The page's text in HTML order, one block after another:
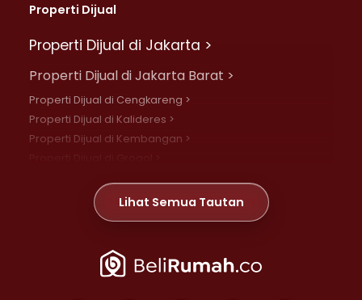
Properti Dijual
Properti Dijual di Jakarta >
Properti Dijual di Jakarta Barat >
Properti Dijual di Cengkareng >
Properti Dijual di Kalideres >
Properti Dijual di Kembangan >
Properti Dijual di Meruya >
Properti Dijual di Jelambar >
Properti Dijual di Jakarta Pusat >
Lihat Semua Tautan